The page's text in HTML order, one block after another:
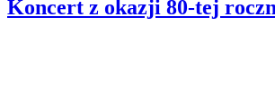
Koncert z okazji 80-tej